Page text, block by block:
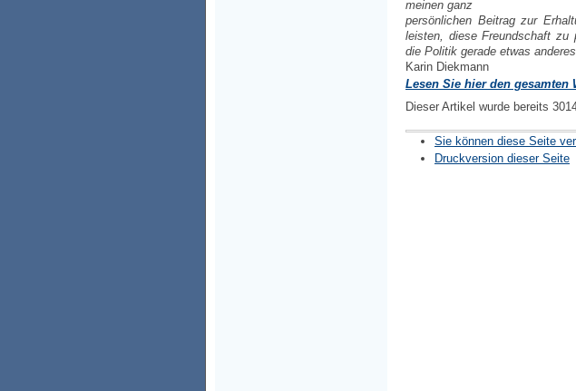
meinen ganz
persönlichen Beitrag zur
leisten, dieseFreundschaft zu
die Politik gerade etwas
Karin Diekmann
Lesen Sie hier den gesamten
Dieser Artikel wurde bereits
Sie können diese Seite
Druckversion dieser Seite